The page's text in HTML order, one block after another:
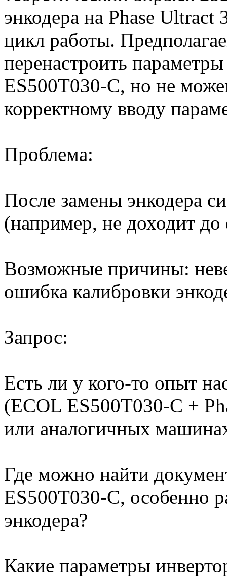
энкодера на Phase
цикл работы.
перенастроить
ES500T030-C, но не
корректному вводу
Проблема:
После замены энкодера
(например, не доходит
Возможные причины:
ошибка калибровки
Запрос:
Есть ли у кого-то опыт
(ECOL ES500T030-C +
или аналогичных
Где можно найти
ES500T030-C, особенно
энкодера?
Какие параметры